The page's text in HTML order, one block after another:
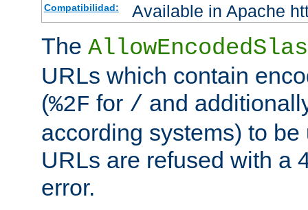
Compatibilidad: Available in Apache
The
URLs which contain
(%2F for / and
according systems) to
URLs are refused with a
error.